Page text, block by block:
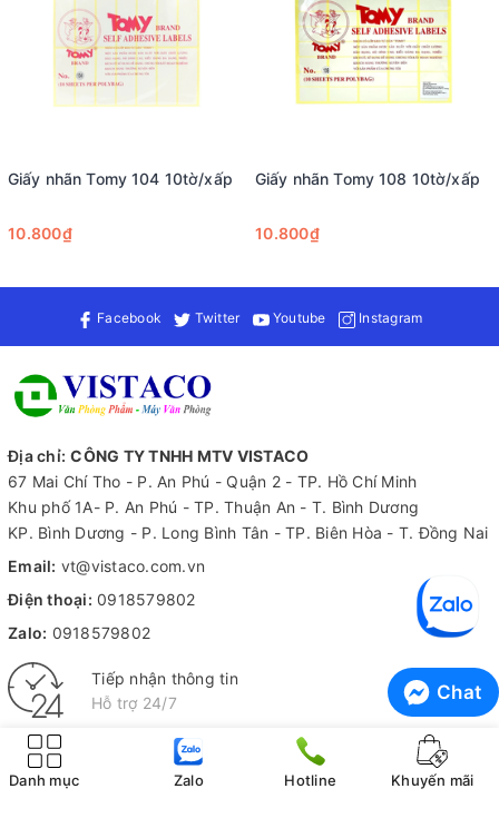
Bóc nhãn ra khỏi lớp đế và dán lên bề mặt mong muốn.
Để biết thêm thông tin về sản phẩm này cũng như tìm hiểu
thêm về các loại văn phòng phẩm khác, hãy liên hệ ngay với
Vistaco - Văn phòng phẩm Bình Dương: 0911 548 289 (zalo) để
Giấy nhãn Tomy 104 10tờ/xấp
10.800₫
Giấy nhãn Tomy 108 10tờ/xấp
10.800₫
Facebook Twitter Youtube Instagram
Địa chỉ: CÔNG TY TNHH MTV VISTACO
67 Mai Chí Tho - P. An Phú - Quận 2 - TP. Hồ Chí Minh
Khu phố 1A- P. An Phú - TP. Thuận An - T. Bình Dương
KP. Bình Dương - P. Long Bình Tân - TP. Biên Hòa - T. Đồng Nai
Email: vt@vistaco.com.vn
Điện thoại: 0918579802
Zalo: 0918579802
Tiếp nhận thông tin
Hỗ trợ 24/7
Kiểm hàng trước khi nhận
Không ưng ý không tính phí
Danh mục Zalo Hotline Khuyến mãi
Chat